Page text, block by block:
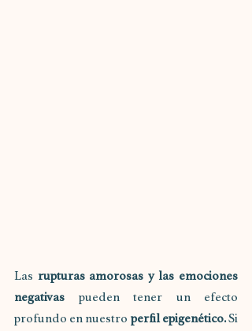
Las rupturas amorosas y las emociones
negativas pueden tener un efecto
profundo en nuestro perfil epigenético. Si